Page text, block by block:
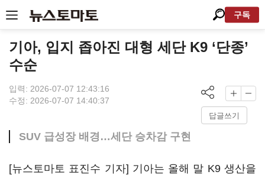
구독
기아, 입지 좁아진 대형 세단 K9 ‘단종’
수순
입력: 2026-07-07 12:43:16
수정: 2026-07-07 14:40:37
답글쓰기
SUV 급성장 배경…세단 승차감 구현
[뉴스토마토 표진수 기자] 기아는 올해 말 K9 생산을